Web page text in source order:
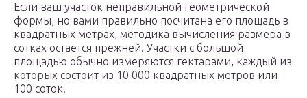
Если ваш участок неправильной геометрической
формы, но вами правильно посчитана его площадь в
квадратных метрах, методика вычисления размера в
сотках остается прежней. Участки с большой
площадью обычно измеряются гектарами, каждый из
которых состоит из 10 000 квадратных метров или
100 соток.